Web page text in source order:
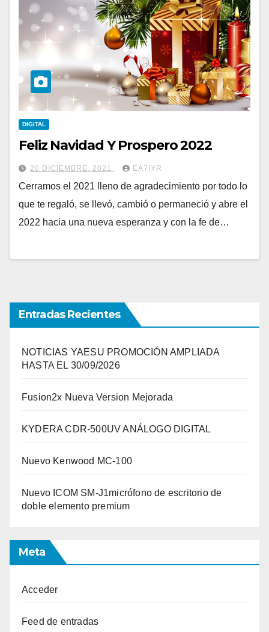
DIGITAL
Feliz Navidad Y Prospero 2022
20 DICIEMBRE, 2021 EA7IYR
Cerramos el 2021 lleno de agradecimiento por todo lo
que te regaló, se llevó, cambió o permaneció y abre el
2022 hacia una nueva esperanza y con la fe de…
Entradas Recientes
NOTICIAS YAESU PROMOCIÓN AMPLIADA
HASTA EL 30/09/2026
Fusion2x Nueva Version Mejorada
KYDERA CDR-500UV ANÁLOGO DIGITAL
Nuevo Kenwood MC-100
Nuevo ICOM SM-J1micrófono de escritorio de
doble elemento premium
Meta
Acceder
Feed de entradas